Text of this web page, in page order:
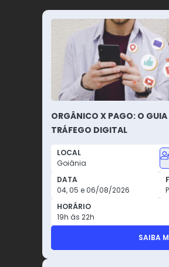
ORGÂNICO X PAGO: O
TRÁFEGO DIGITAL
LOCAL
Goiânia
DATA
04, 05 e 06/08/2026
HORÁRIO
19h ás 22h
SAIBA